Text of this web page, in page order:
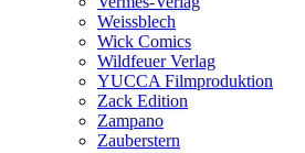
Weissblech
Wick Comics
Wildfeuer Verlag
YUCCA Filmproduktion
Zack Edition
Zampano
Zauberstern